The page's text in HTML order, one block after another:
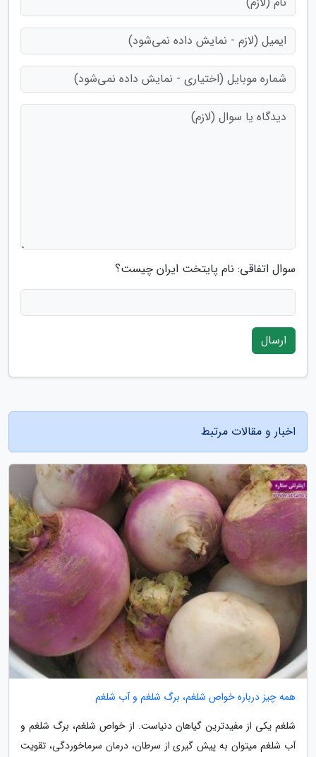
سوال اتفاقی: نام پایتخت ایران چیست؟
ارسال
اخبار و مقالات مرتبط
همه چیز درباره خواص شلغم، برگ شلغم و آب شلغم
شلغم یکی از مفیدترین گیاهان دنیاست. از خواص شلغم، برگ شلغم و
آب شلغم میتوان به پیش گیری از سرطان، درمان سرماخوردگی، تقویت